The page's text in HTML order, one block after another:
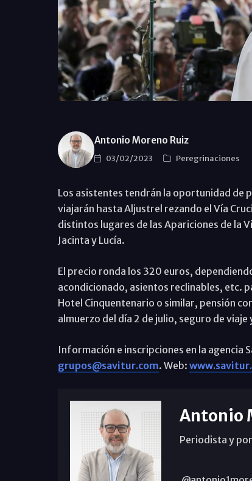
Antonio Moreno Ruiz
03/02/2023 Peregrinaciones
Los asistentes tendrán la oportunidad de
viajarán hasta Aljustrel rezando el Vía
distintos lugares de las Apariciones de la
Jacinta y Lucía.
El precio ronda los 320 euros,
acondicionado, asientos reclinables, etc.
Hotel Cinquentenario o similar, pensión
almuerzo del día 2 de julio, seguro de
Información e inscripciones en la
grupos@savitur.com. Web:
Antonio
Periodista y